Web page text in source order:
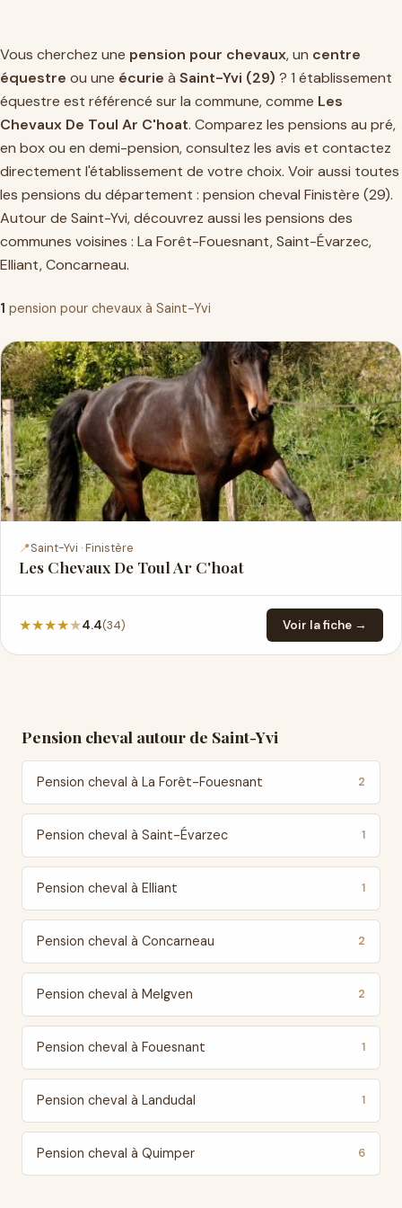
Vous cherchez une pension pour chevaux, un centre
équestre ou une écurie à Saint-Yvi (29) ? 1 établissement
équestre est référencé sur la commune, comme Les
Chevaux De Toul Ar C'hoat. Comparez les pensions au pré,
en box ou en demi-pension, consultez les avis et contactez
directement l'établissement de votre choix. Voir aussi toutes
les pensions du département : pension cheval Finistère (29).
Autour de Saint-Yvi, découvrez aussi les pensions des
communes voisines : La Forêt-Fouesnant,Saint-Évarzec,
Elliant,Concarneau.
1 pension pour chevaux à Saint-Yvi
📍Saint-Yvi · Finistère
Les Chevaux De Toul Ar C'hoat
★★★★★4.4(34) Voir la fiche →
Pension cheval autour de Saint-Yvi
Pension cheval à La Forêt-Fouesnant 2
Pension cheval à Saint-Évarzec 1
Pension cheval à Elliant 1
Pension cheval à Concarneau 2
Pension cheval à Melgven 2
Pension cheval à Fouesnant 1
Pension cheval à Landudal 1
Pension cheval à Quimper 6